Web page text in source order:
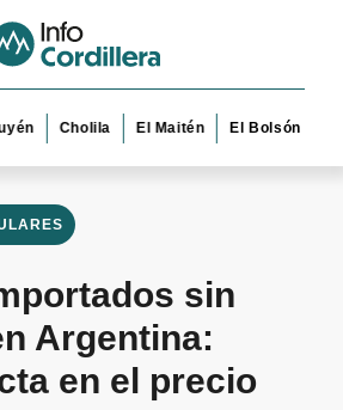
Cholila El Maitén El Bolsón Esquel
sin
Argentina:
en el precio